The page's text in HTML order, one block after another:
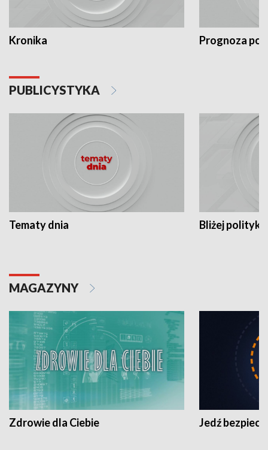
Kronika Prognoza
PUBLICYSTYKA
Tematy dnia Bliżej polityki
MAGAZYNY
Zdrowie dla Ciebie Jedź